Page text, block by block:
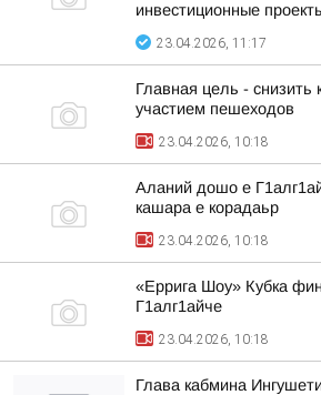
инвестиционные
23.04.2026, 11:17
Главная цель - снизить
участием пешеходов
23.04.2026, 10:18
Аланий дошо е
кашара е корадаьр
23.04.2026, 10:18
«Еррига Шоу» Кубка
Г1алг1айче
23.04.2026, 10:18
Глава кабмина